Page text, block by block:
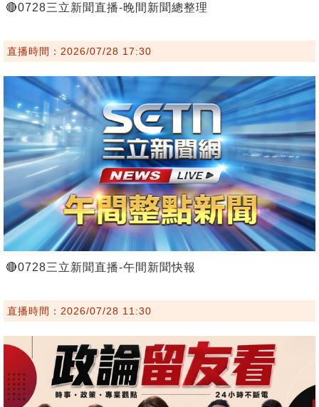
🔴0728三立新聞直播-晚間新聞總整理
直播時間：2026/07/28 17:30
🔴0728三立新聞直播-午間新聞快報
直播時間：2026/07/28 11:30